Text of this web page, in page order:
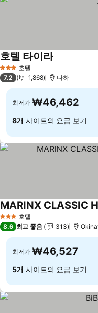
3 성급 호텔
호텔 타이라
7.2 1,868 나하
최저가 ₩46,462
8개 사이트의 요금 보기
3 성급 호텔
MARINX CLASSIC
8.6 최고 좋음 313
최저가 ₩46,527
5개 사이트의 요금 보기